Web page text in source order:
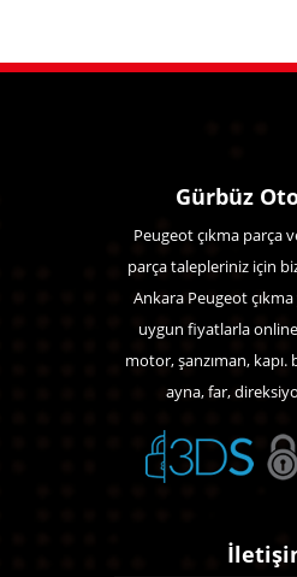
Gürbüz
Peugeot çıkma parça
parça talepleriniz için
Ankara Peugeot
uygun fiyatlarla online
motor, şanzıman,
ayna, far,